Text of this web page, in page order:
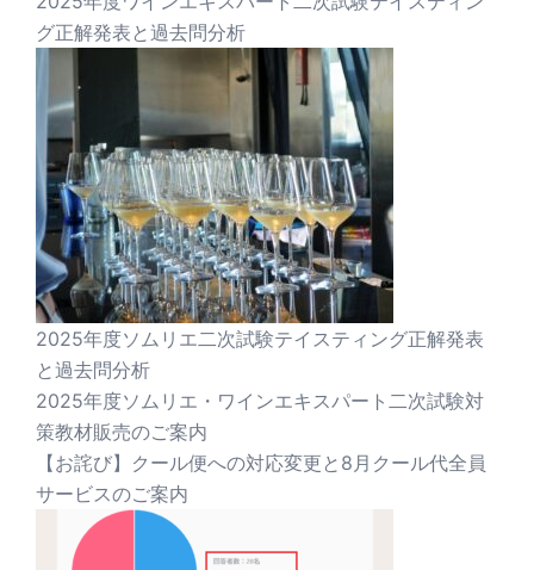
グ正解発表と過去問分析
2025年度ソムリエ二次試験テイスティング正解発表
と過去問分析
2025年度ソムリエ・ワインエキスパート二次試験対
策教材販売のご案内
【お詫び】クール便への対応変更と8月クール代全員
サービスのご案内